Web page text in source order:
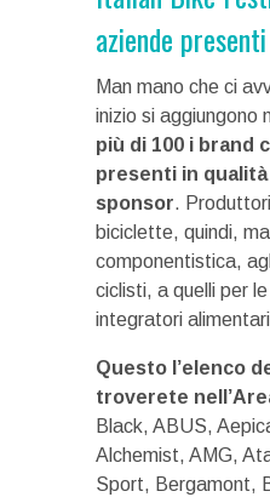
aziende presenti
Man mano che ci
inizio si aggiungono
più di 100 i brand
presenti in
sponsor.
biciclette, quindi,
componentistica,
ciclisti, a quelli per
integratori
Questo l’elenco
troverete
Black, ABUS,
Alchemist, AMG,
Sport, Bergamont,